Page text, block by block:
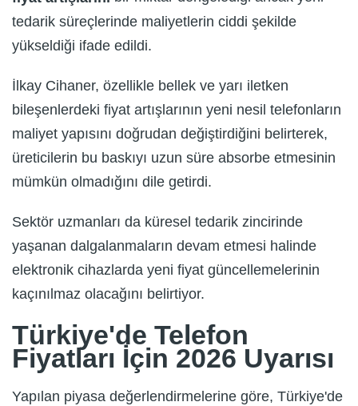
tedarik süreçlerinde maliyetlerin ciddi şekilde
yükseldiği ifade edildi.
İlkay Cihaner, özellikle bellek ve yarı iletken
bileşenlerdeki fiyat artışlarının yeni nesil telefonların
maliyet yapısını doğrudan değiştirdiğini belirterek,
üreticilerin bu baskıyı uzun süre absorbe etmesinin
mümkün olmadığını dile getirdi.
Sektör uzmanları da küresel tedarik zincirinde
yaşanan dalgalanmaların devam etmesi halinde
elektronik cihazlarda yeni fiyat güncellemelerinin
kaçınılmaz olacağını belirtiyor.
Türkiye'de Telefon
Fiyatları İçin 2026 Uyarısı
Yapılan piyasa değerlendirmelerine göre, Türkiye'de